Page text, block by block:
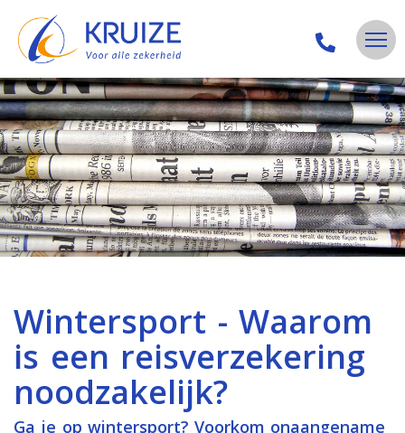
Wintersport - Waarom
is een reisverzekering
noodzakelijk?
Ga je op wintersport? Voorkom onaangename